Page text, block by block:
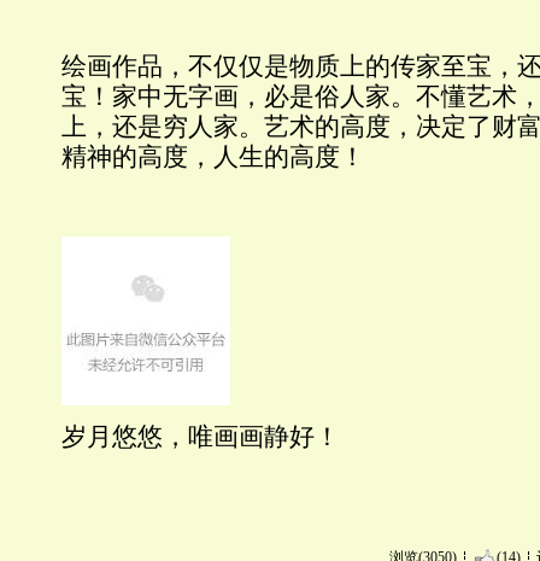
绘画作品，不仅仅是物质上的传家至宝，
宝！家中无字画，必是俗人家。不懂艺术
上，还是穷人家。艺术的高度，决定了财
精神的高度，人生的高度！
岁月悠悠，唯画画静好！
浏览(3050) (14)